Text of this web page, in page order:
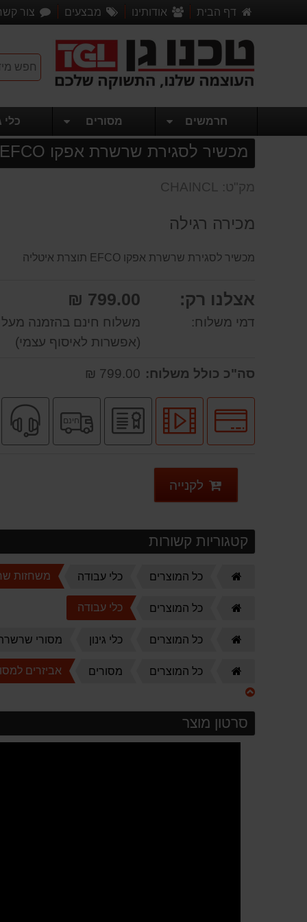
דף הבית אודותינו מבצעים צור
חרמשים מסורים כלי
מכשיר לסגירת שרשרת אפקו EFCO
מק"ט: CHAINCL
מכירה רגילה
מכשיר לסגירת שרשרת אפקו EFCO תוצרת איטליה
אצלנו רק: 799.00 ₪
דמי משלוח:
משלוח חינם בהזמנה מעל 299.00
(אפשרות לאיסוף עצמי)
סה"כ כולל משלוח: 799.00 ₪
לחץ
לאפשרויות
תשלומים
לחץ
לצפיה
בסרטון
מוצר
רשמיחינם
משלוח
חינם
לקנייה
קטגוריות קשורות
כל המוצרים כלי עבודה משחזות
כל המוצרים כלי עבודה
כל המוצרים כלי גינון מסורי
כל המוצרים מסורים אביזרים
סרטון מוצר